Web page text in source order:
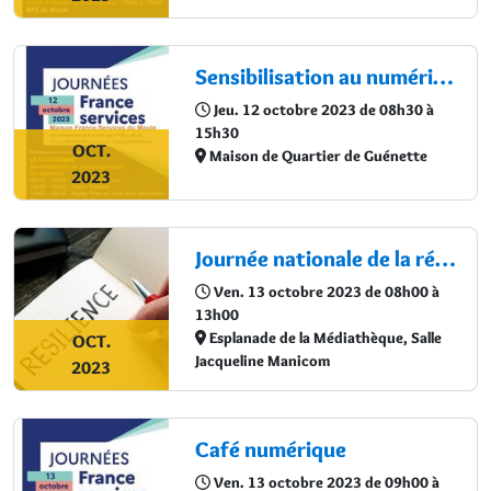
OCT.
2023
Sensibilisation au numérique dans les quartiers
Jeu. 12 octobre 2023 de 08h30 à
15h30
Maison de Quartier de Guénette
OCT.
2023
Journée nationale de la résilience
Ven. 13 octobre 2023 de 08h00 à
13h00
Esplanade de la Médiathèque, Salle
Jacqueline Manicom
Café numérique
Ven. 13 octobre 2023 de 09h00 à